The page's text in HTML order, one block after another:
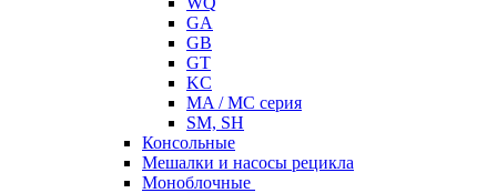
GA
GB
GT
KC
MA / MC серия
SM, SH
Консольные
Мешалки и насосы рецикла
Моноблочные